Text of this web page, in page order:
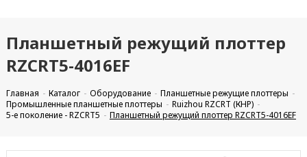
Планшетный режущий плоттер
RZCRT5-4016EF
Главная Каталог Оборудование
Планшетные режущие плоттеры
Промышленные планшетные плоттеры
Ruizhou RZCRT (КНР)
5-е поколение - RZCRT5
Планшетный режущий плоттер RZCRT5-4016EF